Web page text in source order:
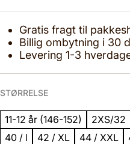
Gratis fragt til
Billig ombytning i 30
Levering 1-3
STØRRELSE
11-12 år (146-152) 2XS/32
40 / l
42 / XL 44 / XXL